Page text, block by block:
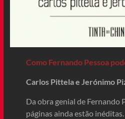
Como Fernando Pessoa
Carlos Pittela e Jerónimo
Da obra genial de Fernando
páginas ainda estão